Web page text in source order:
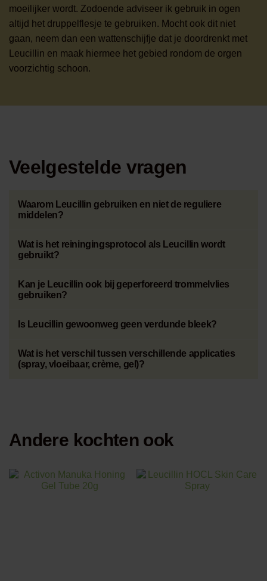
moeilijker wordt. Zodoende adviseer ik gebruik in ogen
altijd het druppelflesje te gebruiken. Mocht ook dit niet
gaan, neem dan een wattenschijfje dat je doordrenkt met
Leucillin en maak hiermee het gebied rondom de orgen
voorzichtig schoon.
Veelgestelde vragen
Waarom Leucillin gebruiken en niet de reguliere
middelen?
Wat is het reiningingsprotocol als Leucillin wordt
gebruikt?
Kan je Leucillin ook bij geperforeerd trommelvlies
gebruiken?
Is Leucillin gewoonweg geen verdunde bleek?
Wat is het verschil tussen verschillende applicaties
(spray, vloeibaar, crème, gel)?
Andere kochten ook
This